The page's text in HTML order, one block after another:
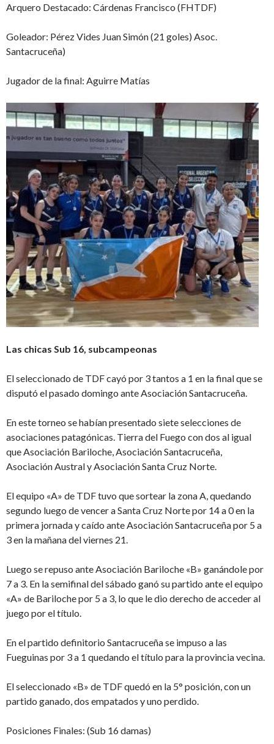
Arquero Destacado: Cárdenas Francisco (FHTDF)
Goleador: Pérez Vides Juan Simón (21 goles) Asoc.
Santacruceña)
Jugador de la final: Aguirre Matías
Las chicas Sub 16, subcampeonas
El seleccionado de TDF cayó por 3 tantos a 1 en la final que se
disputó el pasado domingo ante Asociación Santacruceña.
En este torneo se habían presentado siete selecciones de
asociaciones patagónicas. Tierra del Fuego con dos al igual
que Asociación Bariloche, Asociación Santacruceña,
Asociación Austral y Asociación Santa Cruz Norte.
El equipo «A» de TDF tuvo que sortear la zona A, quedando
segundo luego de vencer a Santa Cruz Norte por 14 a 0 en la
primera jornada y caído ante Asociación Santacruceña por 5 a
3 en la mañana del viernes 21.
Luego se repuso ante Asociación Bariloche «B» ganándole por
7 a 3. En la semifinal del sábado ganó su partido ante el equipo
«A» de Bariloche por 5 a 3, lo que le dio derecho de acceder al
juego por el título.
En el partido definitorio Santacruceña se impuso a las
Fueguinas por 3 a 1 quedando el título para la provincia vecina.
El seleccionado «B» de TDF quedó en la 5° posición, con un
partido ganado, dos empatados y uno perdido.
Posiciones Finales: (Sub 16 damas)